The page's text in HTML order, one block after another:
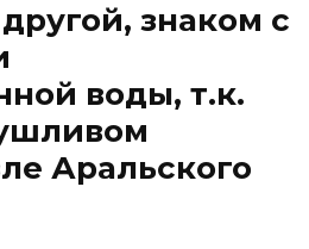
знаком c
воды, т.к.
Аральского